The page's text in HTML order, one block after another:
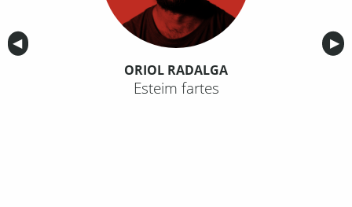
Anterior
◀︎ ▶︎
ORIOL RADALGA
Esteim fartes